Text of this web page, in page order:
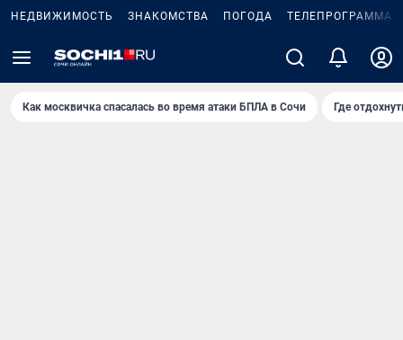
НЕДВИЖИМОСТЬ ЗНАКОМСТВА ПОГОДА ТЕЛЕПРОГРАММА
Как москвичка спасалась во время атаки БПЛА в Сочи Где